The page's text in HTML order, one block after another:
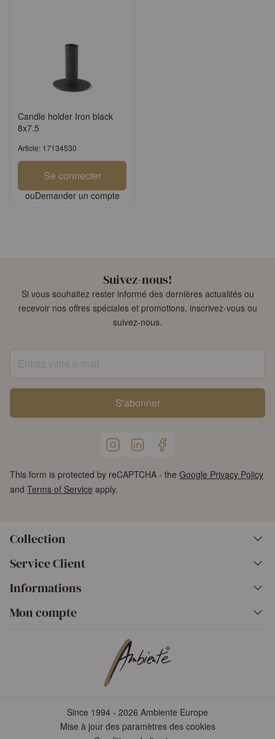
Candle holder Iron black
8x7.5
Article: 17134530
Se connecter
ouDemander un compte
Suivez-nous!
Si vous souhaitez rester informé des dernières actualités ou
recevoir nos offres spéciales et promotions, inscrivez-vous ou
suivez-nous.
S'abonner
This form is protected by reCAPTCHA - the Google Privacy Policy
and Terms of Service apply.
Collection
Service Client
Informations
Mon compte
Since 1994 - 2026 Ambiente Europe
Mise à jour des paramètres des cookies